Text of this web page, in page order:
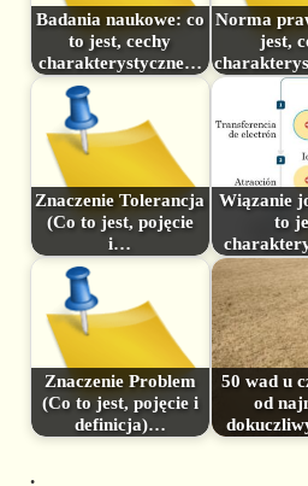
Badania naukowe: co
to jest, cechy
charakterystyczne…
Norma
jest,
Znaczenie Tolerancja
(Co to jest, pojęcie
i…
Wiązanie
to
Znaczenie Problem
(Co to jest, pojęcie i
definicja)…
50 wad u
od
.